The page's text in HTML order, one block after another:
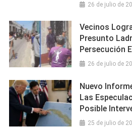
26 de julio de
Vecinos
Presunto
Persecución
26 de julio de
Nuevo
Las
Posible
25 de julio de